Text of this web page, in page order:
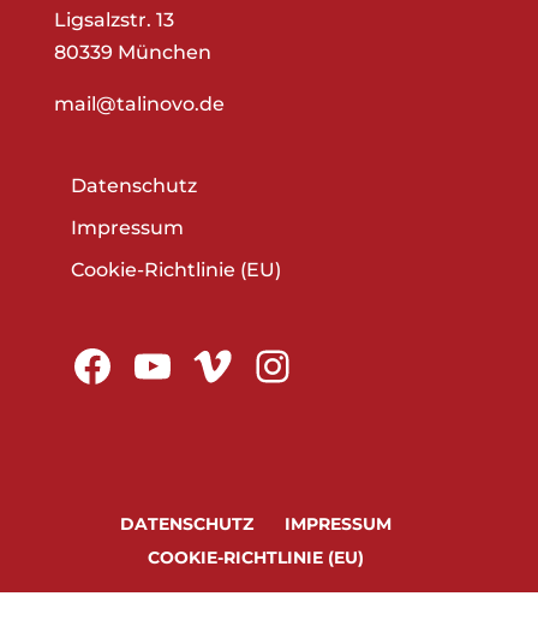
Ligsalzstr. 13
80339 München
mail@talinovo.de
Datenschutz
Impressum
Cookie-Richtlinie (EU)
Facebook
YouTube
VimeoInstagram
DATENSCHUTZ
IMPRESSUM
COOKIE-RICHTLINIE (EU)